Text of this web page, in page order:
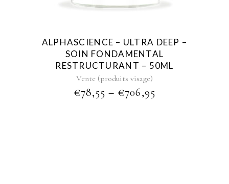
The
be
chosen
on
the
product
ALPHASCIENCE – ULTRA DEEP –
SOIN FONDAMENTAL
RESTRUCTURANT – 50ML
Vente (produits visage)
€78,55 – €706,95PRICE